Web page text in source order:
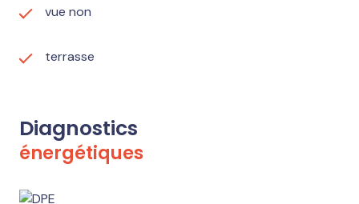
vue non
terrasse
Diagnostics
énergétiques